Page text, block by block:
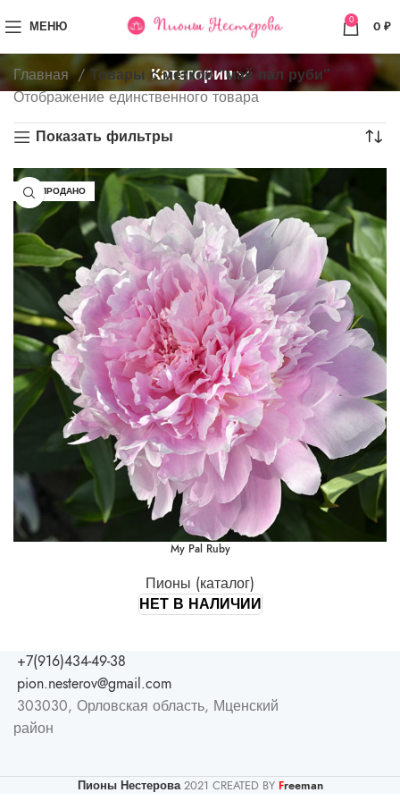
МЕНЮ 0 0 ₽
Категории
Главная
Товары с меткой “май пал руби”
Отображение единственного товара
Показать фильтры
РАСПРОДАНО
My Pal Ruby
Пионы (каталог)
НЕТ В НАЛИЧИИ
+7(916)434-49-38
pion.nesterov@gmail.com
303030, Орловская область, Мценский
район
Пионы Нестерова 2021 CREATED BY Freeman